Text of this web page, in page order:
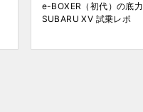
e-BOXER（初代）の底力
SUBARU XV 試乗レポ